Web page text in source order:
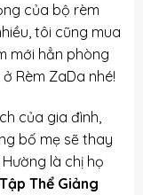
của bộ rèm
tôi cũng mua
mới hẳn phòng
Rèm ZaDa nhé!
của gia đình,
bố mẹ sẽ thay
là chị họ
Thể Giảng